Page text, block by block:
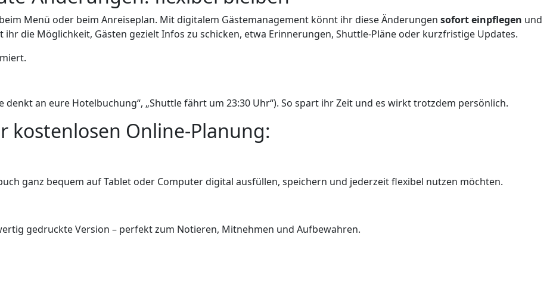
Menü oder beim Anreiseplan. Mit digitalem Gästemanagement könnt ihr diese Änderungen sofort einpflegen und
die Möglichkeit, Gästen gezielt Infos zu schicken, etwa Erinnerungen, Shuttle-Pläne oder kurzfristige Updates.
an eure Hotelbuchung“, „Shuttle fährt um 23:30 Uhr“). So spart ihr Zeit und es wirkt trotzdem persönlich.
kostenlosen Online-Planung:
ganz bequem auf Tablet oder Computer digital ausfüllen, speichern und jederzeit flexibel nutzen möchten.
gedruckte Version – perfekt zum Notieren, Mitnehmen und Aufbewahren.